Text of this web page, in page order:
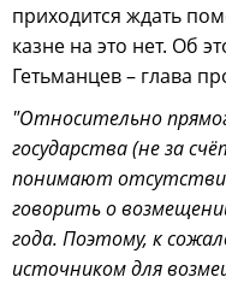
приходится ждать
казне на это нет. Об
Гетьманцев – глава
"Относительно
государства (не за
понимают
говорить о
года. Поэтому, к
источником для